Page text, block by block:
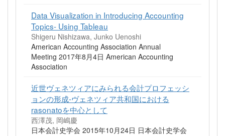
Data Visualization in Introducing Accounting
Topics- Using Tableau
Shigeru Nishizawa, Junko Uenoshi
American Accounting Association Annual
Meeting 2017年8月4日 American Accounting
Association
近世ヴェネツィアにみられる会計プロフェッシ
ョンの形成-ヴェネツィア共和国における
rasonatoを中心として
西澤茂, 岡嶋慶
日本会計史学会 2015年10月24日 日本会計史学会